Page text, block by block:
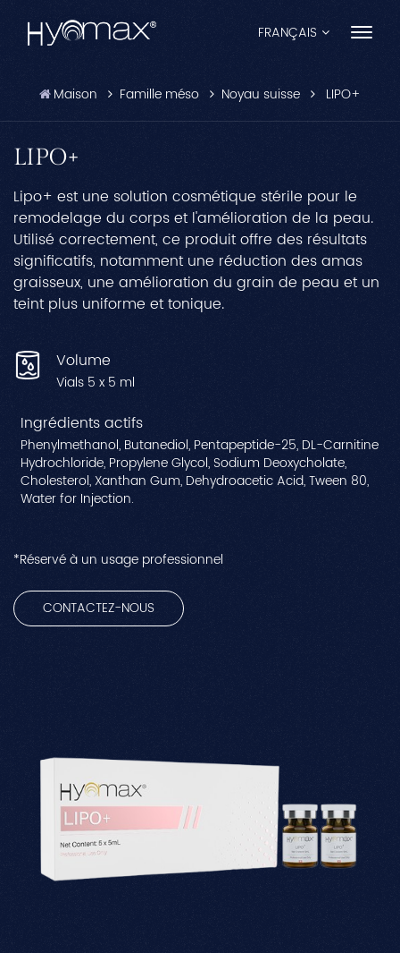
FRANÇAIS
Español
Pусский
Português
العربية
Maison Famille méso Noyau suisse LIPO+
LIPO+
Lipo+ est une solution cosmétique stérile pour le
remodelage du corps et l'amélioration de la peau.
Utilisé correctement, ce produit offre des résultats
significatifs, notamment une réduction des amas
graisseux, une amélioration du grain de peau et un
teint plus uniforme et tonique.
Volume
Vials 5 x 5 ml
Ingrédients actifs
Phenylmethanol, Butanediol, Pentapeptide-25, DL-Carnitine
Hydrochloride, Propylene Glycol, Sodium Deoxycholate,
Cholesterol, Xanthan Gum, Dehydroacetic Acid, Tween 80,
Water for Injection.
*Réservé à un usage professionnel
CONTACTEZ-NOUS